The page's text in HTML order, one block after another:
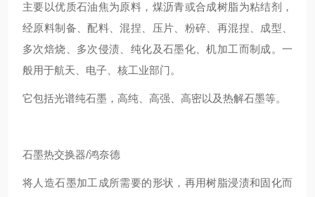
主要以优质石油焦为原料，煤沥青或合成树脂为粘结剂，
经原料制备、配料、混捏、压片、粉碎、再混捏、成型、
多次焙烧、多次侵渍、纯化及石墨化、机加工而制成。一
般用于航天、电子、核工业部门。
它包括光谱纯石墨，高纯、高强、高密以及热解石墨等。
石墨热交换器/鸿奈德
将人造石墨加工成所需要的形状，再用树脂浸渍和固化而